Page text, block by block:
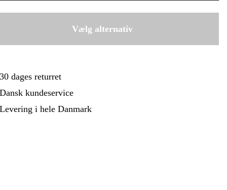
119 kr
Vælg alternativ
30 dages returret
Dansk kundeservice
Levering i hele Danmark